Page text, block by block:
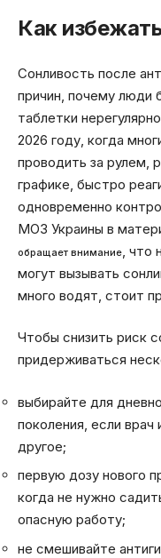
Как
Сонливость после
причин, почему люди
таблетки
2026 году, когда
проводить за рулем,
графике, быстро
одновременно
МОЗ Украины в
обращает внимание ,
могут вызывать
много водят, стоит
Чтобы снизить риск
придерживаться
выбирайте для
поколения, если
другое;
первую дозу нового
когда не нужно
опасную работу;
не смешивайте